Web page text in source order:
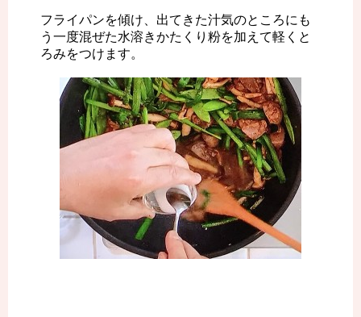
フライパンを傾け、出てきた汁気のところにも
う一度混ぜた水溶きかたくり粉を加えて軽くと
ろみをつけます。